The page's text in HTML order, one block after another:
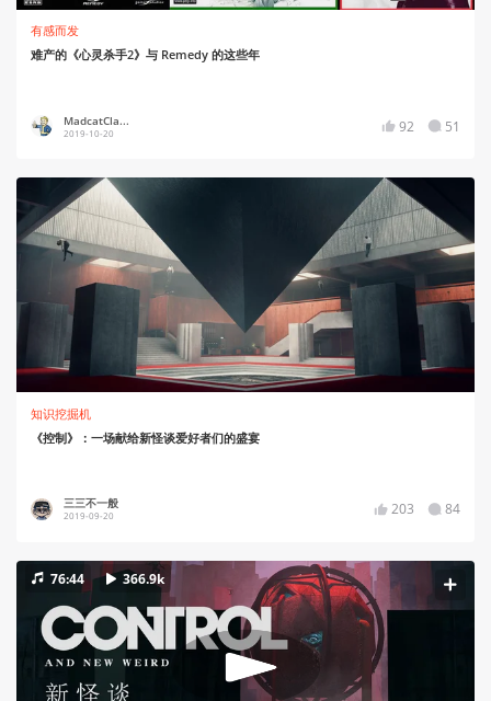
有感而发
难产的《心灵杀手2》与 Remedy 的这些年
MadcatCla...
2019-10-20 92 51
知识挖掘机
《控制》：一场献给新怪谈爱好者们的盛宴
三三不一般
2019-09-20 203 84
76:44 366.9k